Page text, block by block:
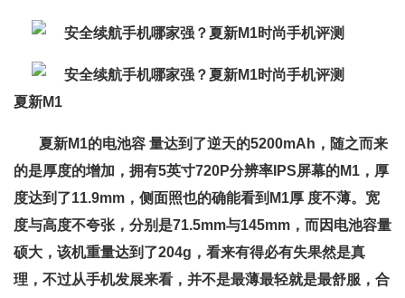
夏新M1
夏新M1的电池容 量达到了逆天的5200mAh，随之而来
的是厚度的增加，拥有5英寸720P分辨率IPS屏幕的M1，厚
度达到了11.9mm，侧面照也的确能看到M1厚 度不薄。宽
度与高度不夸张，分别是71.5mm与145mm，而因电池容量
硕大，该机重量达到了204g，看来有得必有失果然是真
理，不过从手机发展来看，并不是最薄最轻就是最舒服，合